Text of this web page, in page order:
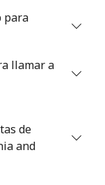
para
llamar a
de
and